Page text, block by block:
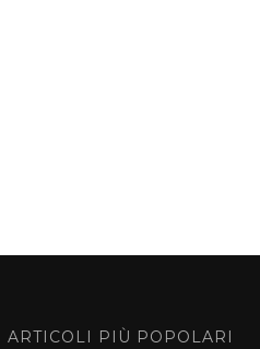
ARTICOLI PIÙ POPOLARI